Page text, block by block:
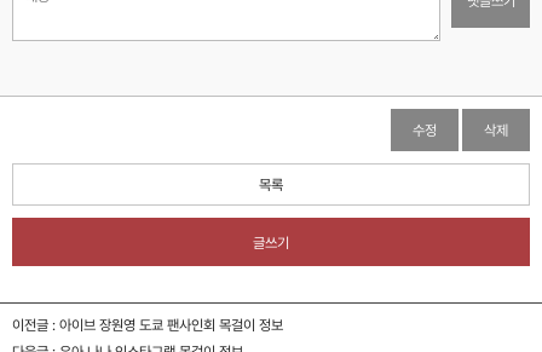
수정 삭제
목록
글쓰기
이전글 : 아이브 장원영 도쿄 팬사인회 목걸이 정보